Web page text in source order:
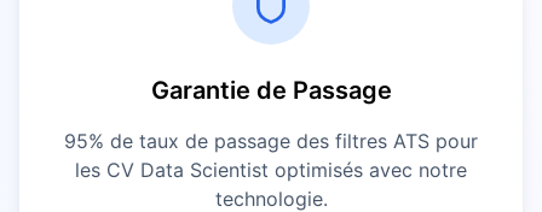
Garantie de Passage
95% de taux de passage des filtres ATS pour
les CV Data Scientist optimisés avec notre
technologie.